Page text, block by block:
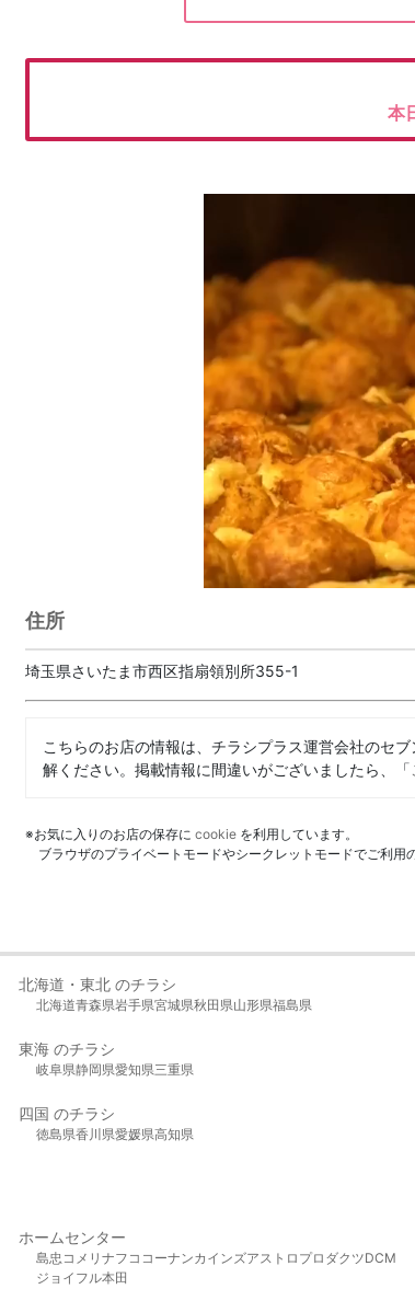
本
住所
埼玉県さいたま市西区指扇領別所355-1
こちらのお店の情報は、チラシプラス運営会社のセ
解ください。掲載情報に間違いがございましたら、「
※お気に入りのお店の保存に cookie を利用しています。
ブラウザのプライベートモードやシークレットモードでご利
北海道・東北 のチラシ
北海道青森県岩手県宮城県秋田県山形県福島県
東海 のチラシ
岐阜県静岡県愛知県三重県
四国 のチラシ
徳島県香川県愛媛県高知県
ホームセンター
島忠 コメリ ナフコ コーナンカインズアストロプロダクツDCM
ジョイフル本田